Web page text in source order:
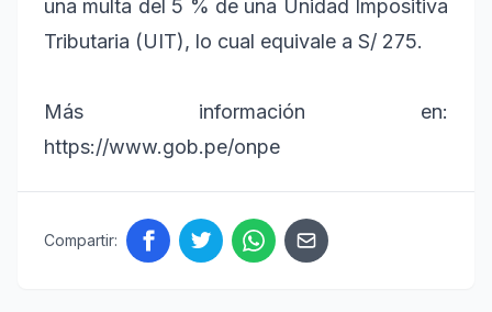
una multa del 5 % de una Unidad Impositiva
Tributaria (UIT), lo cual equivale a S/ 275.
Más información en:
https://www.gob.pe/onpe
Compartir: